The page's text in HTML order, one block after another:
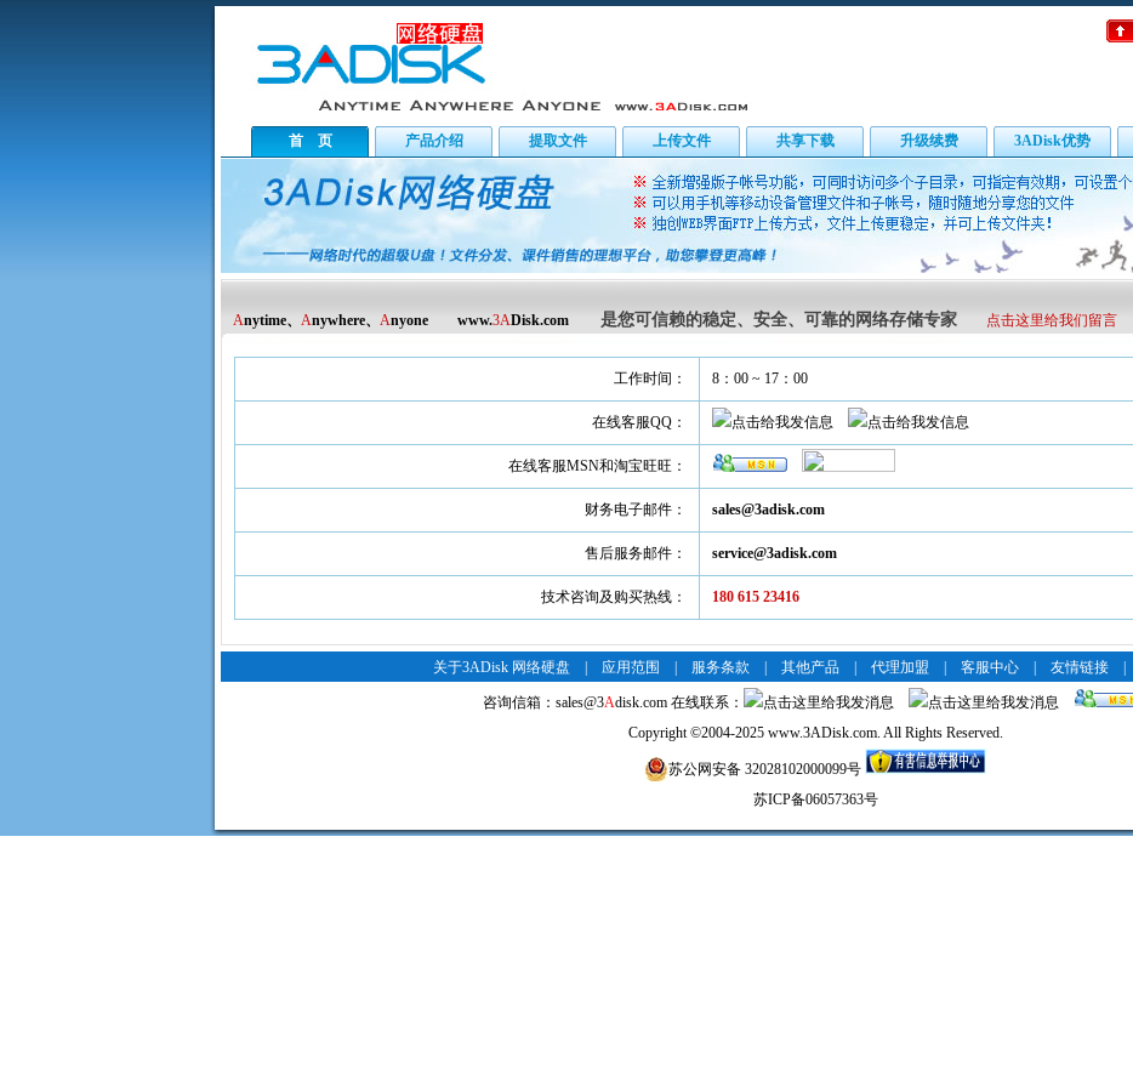
首 页 产品介绍 提取文件 上传文件 共享下载 升级续费 3ADisk优势
Anytime、 Anywhere、 Anyone www.3ADisk.com 是您可信赖的稳定、安全、可靠的网络存储专家 点击这里给我们留言
工作时间： 8：00 ~ 17：00
在线客服QQ：
在线客服MSN和淘宝旺旺：
财务电子邮件： sales@3adisk.com
售后服务邮件： service@3adisk.com
技术咨询及购买热线： 180 615 23416
关于3ADisk 网络硬盘 应用范围 服务条款 其他产品| 代理加盟 客服中心| 友情链接|
咨询信箱： sales@3Adisk.com在线联系：
Copyright©2004-2025 www.3ADisk.com. All Rights Reserved.
苏公网安备 32028102000099号
苏ICP备06057363号